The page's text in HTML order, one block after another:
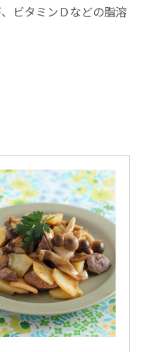
ビタミンＤなどの脂溶